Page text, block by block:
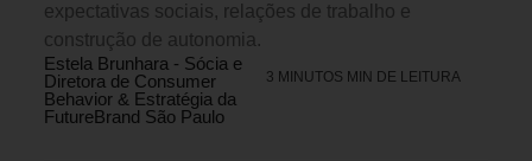
expectativas sociais, relações de trabalho e
construção de autonomia.
Estela Brunhara - Sócia e
Diretora de Consumer
Behavior & Estratégia da
FutureBrand São Paulo
3 MINUTOS MIN DE LEITURA